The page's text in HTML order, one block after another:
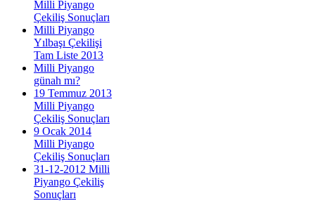
Milli Piyango
Çekiliş Sonuçları
Milli Piyango
Yılbaşı Çekilişi
Tam Liste 2013
Milli Piyango
günah mı?
19 Temmuz 2013
Milli Piyango
Çekiliş Sonuçları
9 Ocak 2014
Milli Piyango
Çekiliş Sonuçları
31-12-2012 Milli
Piyango Çekiliş
Sonuçları